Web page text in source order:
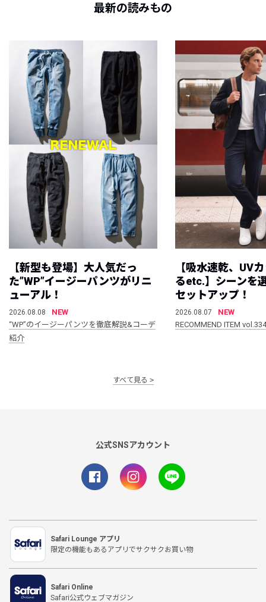
最新の読みもの
【新型も登場】大人気だっ
た”WP”イージーパンツがリニ
ューアル！
2026.08.08
NEW
“WP”のイージーパンツを徹底解説&コーデ
紹介
【吸水速乾、UV
るetc.】シーンを
セットアップ！
2026.08.07
NEW
RECOMMEND ITEM vol.334
すべて見る
公式SNSアカウント
Safari Lounge アプリ
限定の機能もあるアプリでサクサクお買い物
Safari Online
Safari公式ウェブマガジン